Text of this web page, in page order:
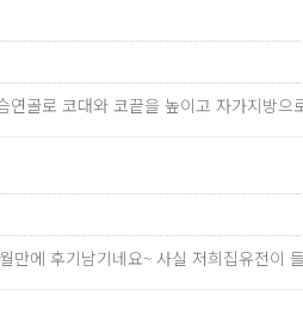
골로 코대와 코끝을 높이고 자가지방
에 후기남기네요~ 사실 저희집유전